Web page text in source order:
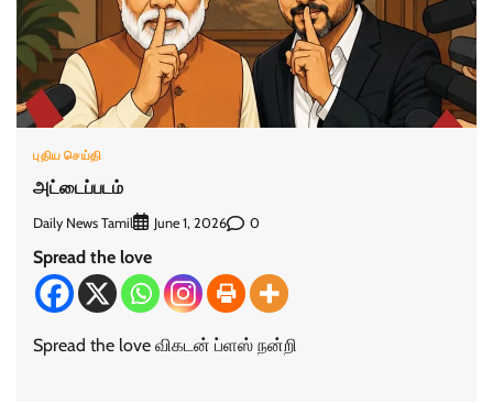
புதிய செய்தி
அட்டைப்படம்
Daily News Tamil June 1, 2026 0
Spread the love
Spread the love விகடன் ப்ளஸ் நன்றி